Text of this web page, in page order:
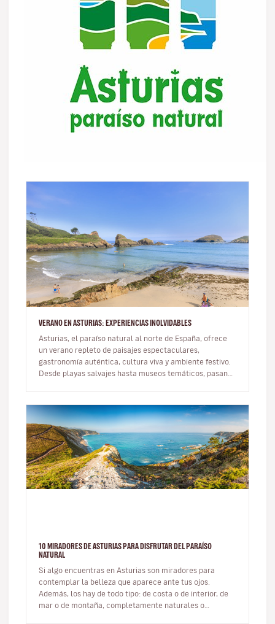
VERANO EN ASTURIAS: EXPERIENCIAS INOLVIDABLES
Asturias, el paraíso natural al norte de España, ofrece
un verano repleto de paisajes espectaculares,
gastronomía auténtica, cultura viva y ambiente festivo.
Desde playas salvajes hasta museos temáticos, pasando
10 MIRADORES DE ASTURIAS PARA DISFRUTAR DEL PARAÍSO
NATURAL
Si algo encuentras en Asturias son miradores para
contemplar la belleza que aparece ante tus ojos.
Además, los hay de todo tipo: de costa o de interior, de
mar o de montaña, completamente naturales o